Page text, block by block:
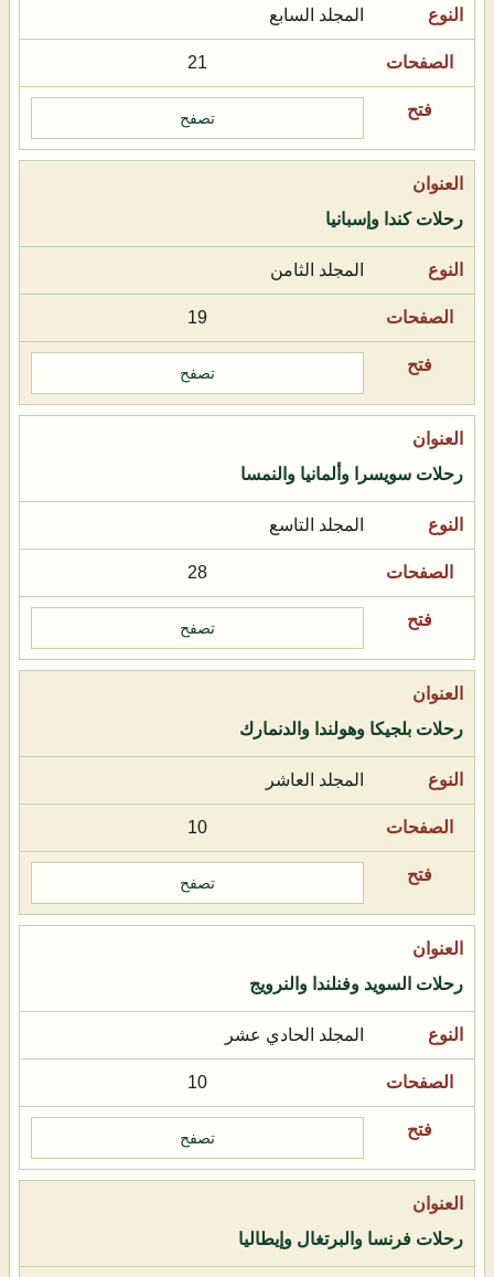
المجلد السابع
21
تصفح
رحلات كندا وإسبانيا
المجلد الثامن
19
تصفح
رحلات سويسرا وألمانيا والنمسا
المجلد التاسع
28
تصفح
رحلات بلجيكا وهولندا والدنمارك
المجلد العاشر
10
تصفح
رحلات السويد وفنلندا والنرويج
المجلد الحادي عشر
10
تصفح
رحلات فرنسا والبرتغال وإيطاليا